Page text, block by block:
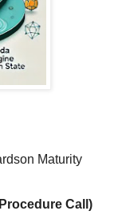
Maturity
Call)